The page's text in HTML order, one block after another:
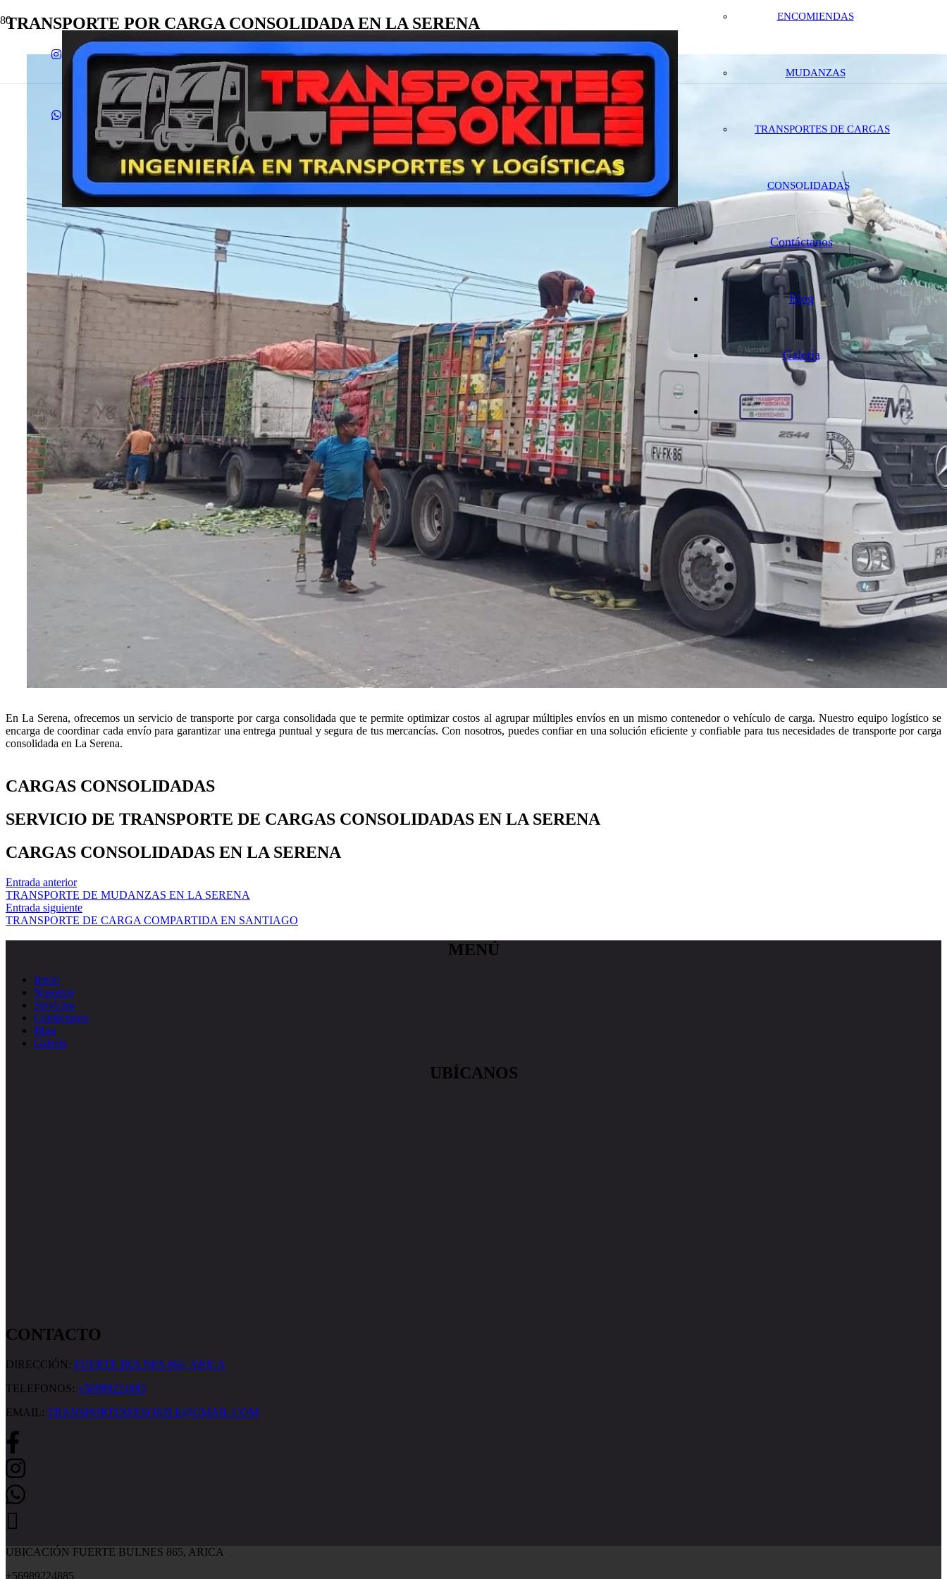
ENCOMIENDAS
MUDANZAS
TRANSPORTES DE CARGAS
CONSOLIDADAS
Contáctanos
Blog
Galería
TRANSPORTE POR CARGA CONSOLIDADA EN LA SERENA
En La Serena, ofrecemos un servicio de transporte por carga consolidada que te permite optimizar costos al agrupar múltiples envíos en un mismo contenedor o vehículo de carga. Nuestro equipo logístico se
encarga de coordinar cada envío para garantizar una entrega puntual y segura de tus mercancías. Con nosotros, puedes confiar en una solución eficiente y confiable para tus necesidades de transporte por carga
consolidada en La Serena.
CARGAS CONSOLIDADAS
SERVICIO DE TRANSPORTE DE CARGAS CONSOLIDADAS EN LA SERENA
CARGAS CONSOLIDADAS EN LA SERENA
Entrada anterior
TRANSPORTE DE MUDANZAS EN LA SERENA
Entrada siguiente
TRANSPORTE DE CARGA COMPARTIDA EN SANTIAGO
MENÚ
Inicio
Nosotros
Servicios
Contáctanos
Blog
Galería
UBÍCANOS
CONTACTO
DIRECCIÓN: FUERTE BULNES 865, ARICA
TELEFONOS: +56989224885
EMAIL: TRANSPORTESFESOKILE@GMAIL.COM
UBICACIÓN FUERTE BULNES 865, ARICA
+56989224885